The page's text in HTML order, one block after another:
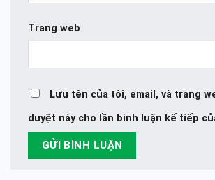
Trang web
Lưu tên của tôi, email, và trang
duyệt này cho lần bình luận kế tiếp